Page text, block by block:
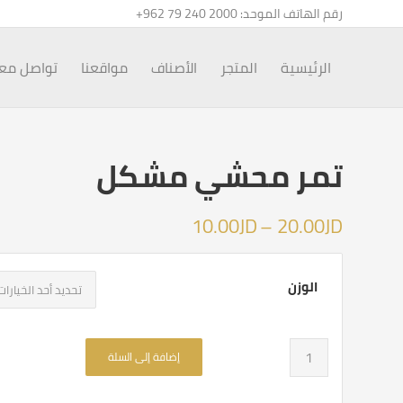
رقم الهاتف الموحد:+962 79 240 2000
الرئيسية المتجر الأصناف مواقعنا تواصل
تمر محشي مشكل
10.00JD–20.00JD
الوزن
إضافة إلى السلة